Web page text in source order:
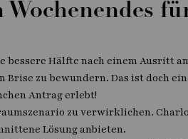
bessere Hälfte nach einem Ausritt
Brise zu bewundern. Das ist doch
Antrag erlebt!
zu verwirklichen.
Lösung anbieten.